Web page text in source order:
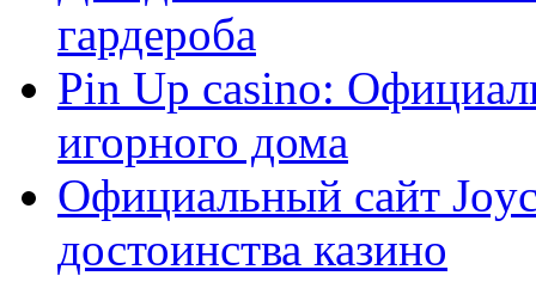
гардероба
Pin Up casino:
игорного дома
Официальный сайт
достоинства казино